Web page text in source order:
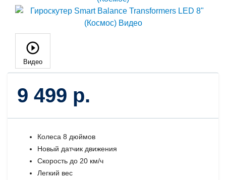
Видео
9 499 р.
Колеса 8 дюймов
Новый датчик движения
Скорость до 20 км/ч
Легкий вес